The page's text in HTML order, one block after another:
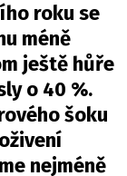
roku se
méně
ještě hůře
o 40 %.
šoku
nejméně